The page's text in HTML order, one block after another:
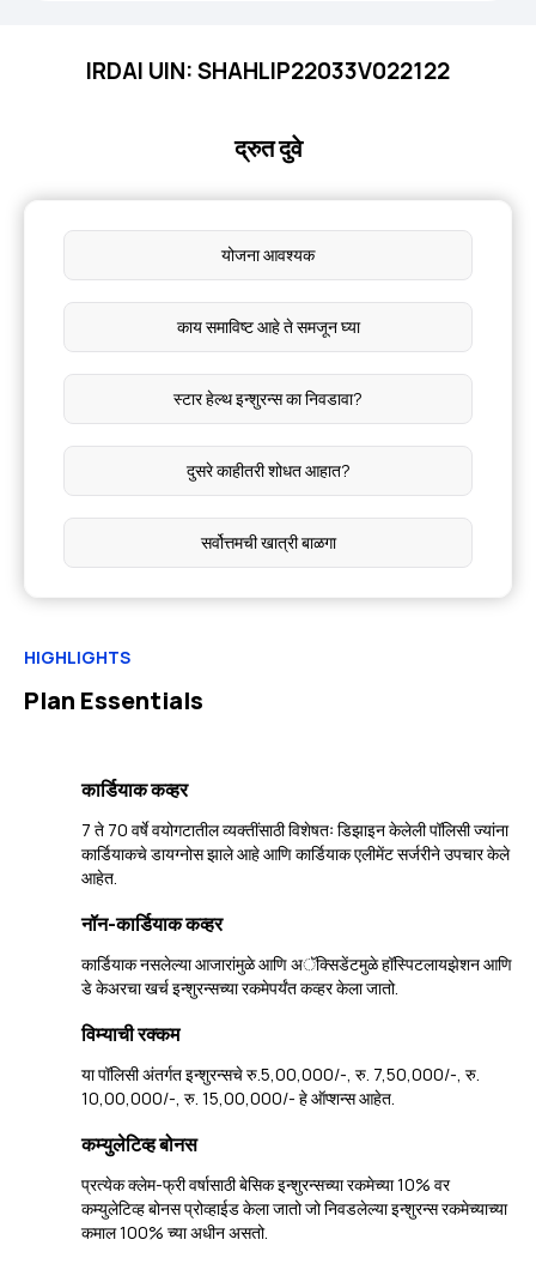
IRDAI UIN: SHAHLIP22033V022122
द्रुत दुवे
योजना आवश्यक
काय समाविष्ट आहे ते समजून घ्या
स्टार हेल्थ इन्शुरन्स का निवडावा?
दुसरे काहीतरी शोधत आहात?
सर्वोत्तमची खात्री बाळगा
HIGHLIGHTS
Plan Essentials
कार्डियाक कव्हर
7 ते 70 वर्षे वयोगटातील व्यक्तींसाठी विशेषतः डिझाइन केलेली पॉलिसी ज्यांना
कार्डियाकचे डायग्नोस झाले आहे आणि कार्डियाक एलीमेंट सर्जरीने उपचार केले
आहेत.
नॉन-कार्डियाक कव्हर
कार्डियाक नसलेल्या आजारांमुळे आणि अॅक्सिडेंटमुळे हॉस्पिटलायझेशन आणि
डे केअरचा खर्च इन्शुरन्सच्या रकमेपर्यंत कव्हर केला जातो.
विम्याची रक्कम
या पॉलिसी अंतर्गत इन्शुरन्सचे रु.5,00,000/-, रु. 7,50,000/-, रु.
10,00,000/-, रु. 15,00,000/- हे ऑप्शन्स आहेत.
कम्युलेटिव्ह बोनस
प्रत्येक क्लेम-फ्री वर्षासाठी बेसिक इन्शुरन्सच्या रकमेच्या 10% वर
कम्युलेटिव्ह बोनस प्रोव्हाईड केला जातो जो निवडलेल्या इन्शुरन्स रकमेच्याच्या
कमाल 100% च्या अधीन असतो.